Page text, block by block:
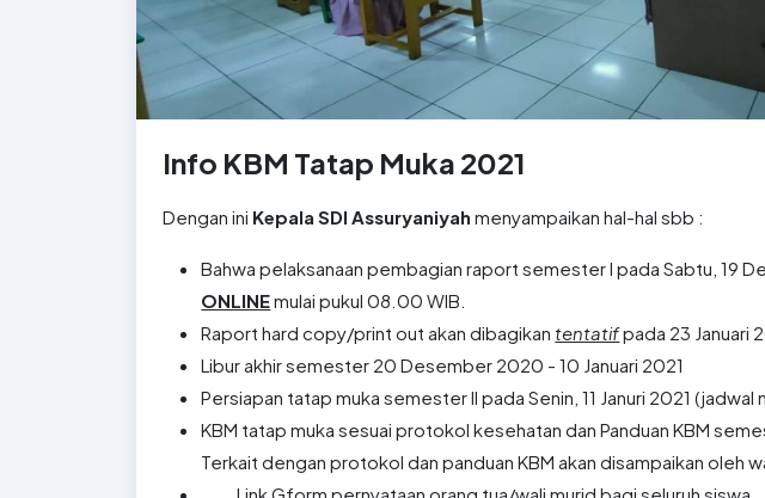
Info KBM Tatap Muka 2021
Dengan ini Kepala SDI Assuryaniyah menyampaikan hal-hal sbb :
Bahwa pelaksanaan pembagian raport semester I pada Sabtu, 19
ONLINEmulai pukul 08.00 WIB.
Raport hard copy/print out akan dibagikan tentatifpada 23 Januari
Libur akhir semester 20 Desember 2020 - 10 Januari 2021
Persiapan tatap muka semester II pada Senin, 11 Januri 2021 (jadwal
KBM tatap muka sesuai protokol kesehatan dan Panduan KBM
Terkait dengan protokol dan panduan KBM akan disampaikan oleh